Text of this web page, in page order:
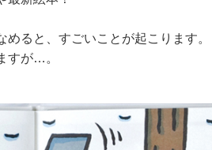
ると、すごいことが起こります。
すが…。